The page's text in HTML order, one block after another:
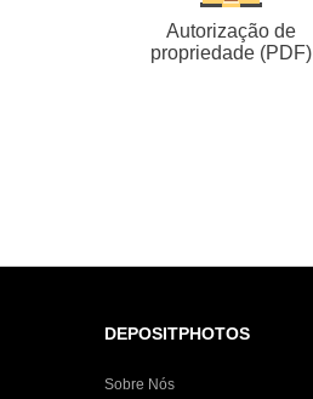
Autorização de
propriedade (PDF)
DEPOSITPHOTOS
Sobre Nós